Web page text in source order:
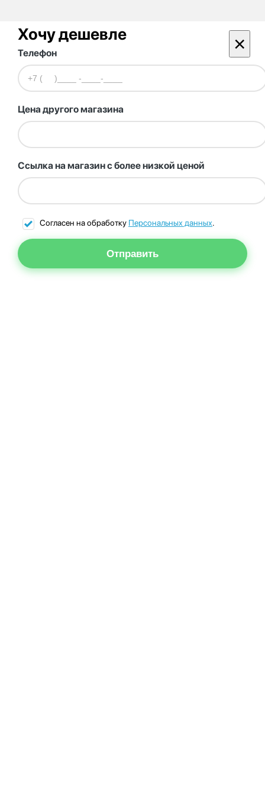
Хочу дешевле ×
Телефон
Цена другого магазина
Ссылка на магазин с более низкой ценой
Согласен на обработку Персональных данных.
Отправить